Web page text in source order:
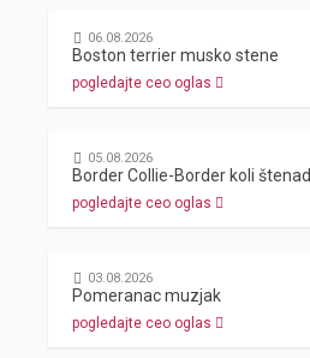
06.08.2026
Boston terrier musko stene
pogledajte ceo oglas
05.08.2026
Border Collie-Border koli štenad
pogledajte ceo oglas
03.08.2026
Pomeranac muzjak
pogledajte ceo oglas